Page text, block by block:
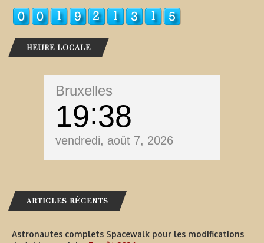
HEURE LOCALE
Bruxelles
19 38
vendredi, août 7, 2026
ARTICLES RÉCENTS
Astronautes complets Spacewalk pour les modifications